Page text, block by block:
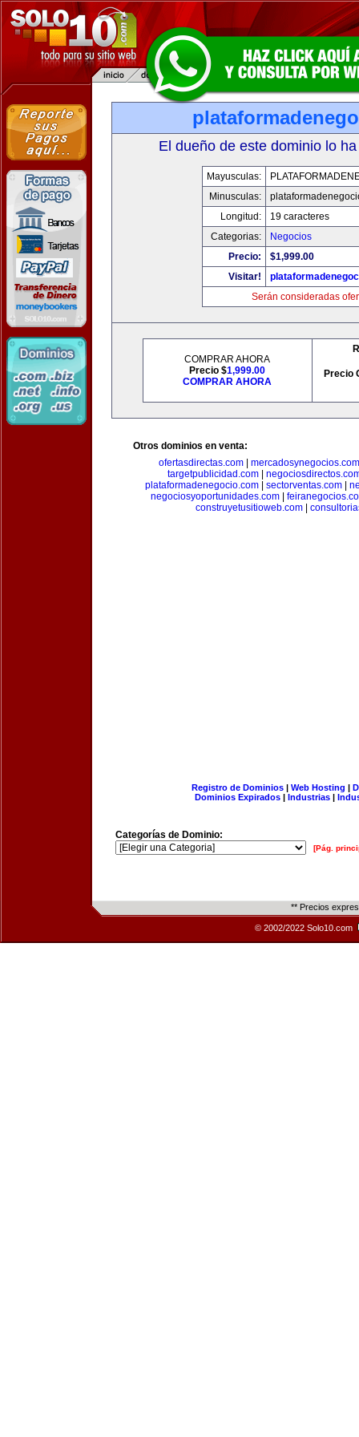
El dueño de este dominio lo
Mayusculas:
Minusculas:
Longitud:
19 caracteres
Categorias:
Negocios
Precio:
$1,999.00
Visitar!
Serán consideradas
COMPRAR AHORA
Precio $1,999.00
COMPRAR AHORA
Precio
Otros dominios en venta:
ofertasdirectas.com
mercadosynegocios.com
targetpublicidad.com
plataformadenegocio.com| sectorventas.com|
negociosyoportunidades.com
construyetusitioweb.com
Registro de Dominios| Web Hosting |
Dominios Expirados | Industrias |
Categorías de Dominio:
[Pág.
** Precios
© 2002/2022 Solo10.com